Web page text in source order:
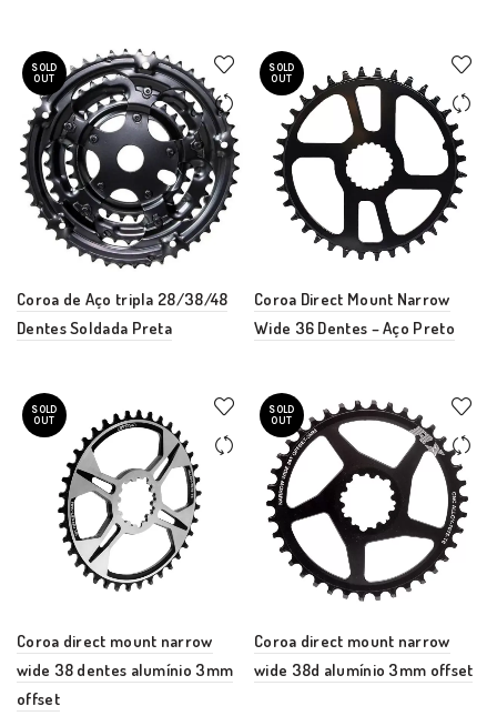
SOLD
OUT
Coroa de Aço tripla 28/38/48
Dentes Soldada Preta
SOLD
OUT
Coroa Direct Mount Narrow
Wide 36 Dentes – Aço Preto
SOLD
OUT
Coroa direct mount narrow
wide 38 dentes alumínio 3mm
offset
SOLD
OUT
Coroa direct mount narrow
wide 38d alumínio 3mm offset